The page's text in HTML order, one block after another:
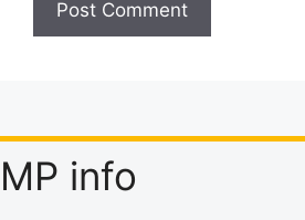
MP info